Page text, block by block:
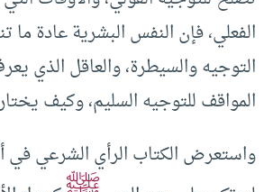
الفعلي، فإن النفس البشرية عادة ما
التوجيه والسيطرة، والعاقل الذي
المواقف للتوجيه السليم، وكيف
واستعرض الكتاب الرأي الشرعي في